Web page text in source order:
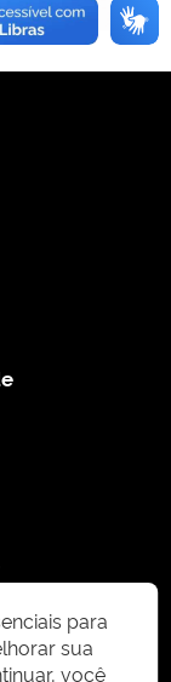
reservados.
para
sua
você